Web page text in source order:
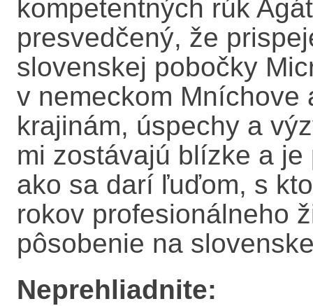
kompetentných rúk
presvedčený, že
slovenskej pobočky
v nemeckom Mníchove
krajinám, úspechy a
mi zostávajú blízke a
ako sa darí ľuďom, s
rokov profesionálneho
pôsobenie na
Neprehliadnite: